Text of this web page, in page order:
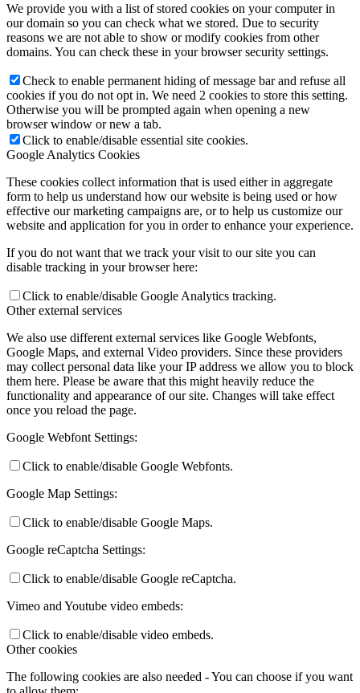
We provide you with a list of stored cookies on your computer in
our domain so you can check what we stored. Due to security
reasons we are not able to show or modify cookies from other
domains. You can check these in your browser security settings.
Check to enable permanent hiding of message bar and refuse all
cookies if you do not opt in. We need 2 cookies to store this setting.
Otherwise you will be prompted again when opening a new
browser window or new a tab.
Click to enable/disable essential site cookies.
Google Analytics Cookies
These cookies collect information that is used either in aggregate
form to help us understand how our website is being used or how
effective our marketing campaigns are, or to help us customize our
website and application for you in order to enhance your experience.
If you do not want that we track your visit to our site you can
disable tracking in your browser here:
Click to enable/disable Google Analytics tracking.
Other external services
We also use different external services like Google Webfonts,
Google Maps, and external Video providers. Since these providers
may collect personal data like your IP address we allow you to block
them here. Please be aware that this might heavily reduce the
functionality and appearance of our site. Changes will take effect
once you reload the page.
Google Webfont Settings:
Click to enable/disable Google Webfonts.
Google Map Settings:
Click to enable/disable Google Maps.
Google reCaptcha Settings:
Click to enable/disable Google reCaptcha.
Vimeo and Youtube video embeds:
Click to enable/disable video embeds.
Other cookies
The following cookies are also needed - You can choose if you want